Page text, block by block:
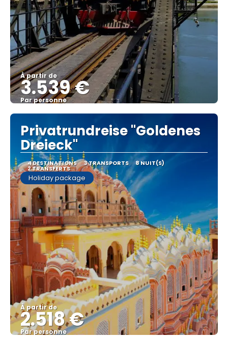
À partir de
3.539 €
Par personne
Afficher
Privatrundreise "Goldenes
Dreieck"
4 DESTINATIONS 3 TRANSPORTS 8 NUIT(S)
2 TRANSFERTS
Holiday package
À partir de
2.518 €
Par personne